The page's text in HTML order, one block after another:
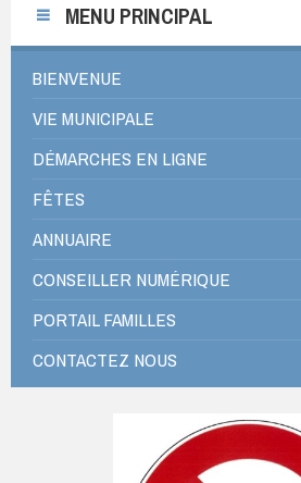
MENU PRINCIPAL
BIENVENUE
VIE MUNICIPALE
DÉMARCHES EN LIGNE
FÊTES
ANNUAIRE
CONSEILLER NUMÉRIQUE
PORTAIL FAMILLES
CONTACTEZ NOUS